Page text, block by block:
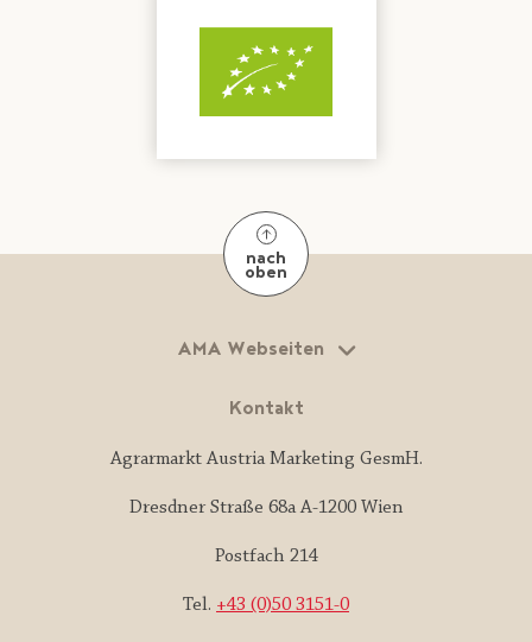
nach
oben
AMA Webseiten
Kontakt
Agrarmarkt Austria Marketing GesmH.
Dresdner Straße 68a A-1200 Wien
Postfach 214
Tel. +43 (0)50 3151-0